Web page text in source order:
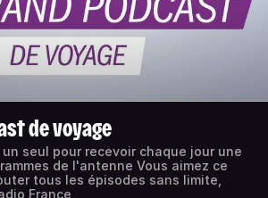
de voyage
seul pour recevoir chaque jour une
de l'antenne Vous aimez ce
tous les épisodes sans limite,
France